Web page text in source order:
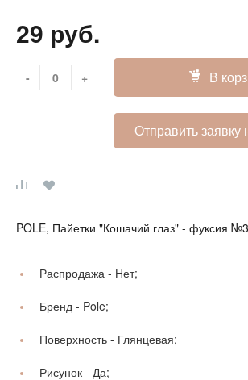
29 руб.
- + В
Отправить заявку
POLE, Пайетки "Кошачий глаз" - фуксия №3
Распродажа - Нет;
Бренд - Pole;
Поверхность - Глянцевая;
Рисунок - Да;